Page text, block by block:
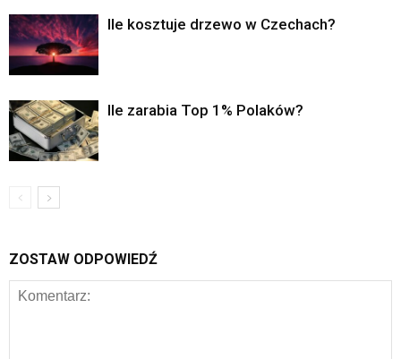
Ile kosztuje drzewo w Czechach?
Ile zarabia Top 1% Polaków?
ZOSTAW ODPOWIEDŹ